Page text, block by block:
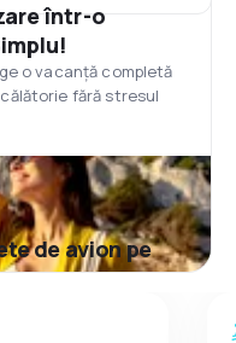
într-o
o vacanță completă
fără stresul
de avion pe